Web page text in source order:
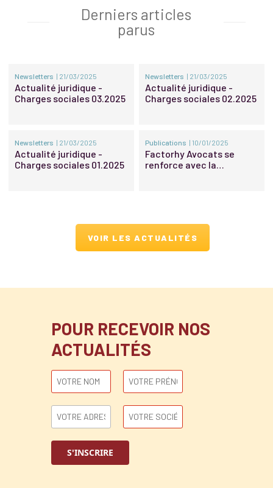
Derniers articles
parus
Newsletters | 21/03/2025
Actualité juridique -
Charges sociales 03.2025
Newsletters | 21/03/2025
Actualité juridique -
Charges sociales 02.2025
Newsletters | 21/03/2025
Actualité juridique -
Charges sociales 01.2025
Publications | 10/01/2025
Factorhy Avocats se
renforce avec la
VOIR LES ACTUALITÉS
POUR RECEVOIR NOS
ACTUALITÉS